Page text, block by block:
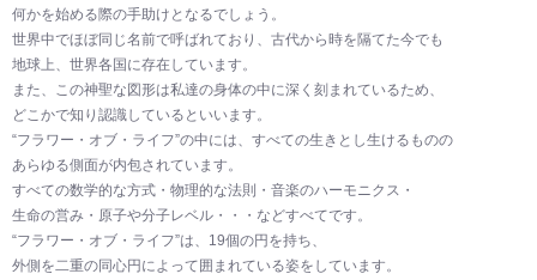
何かを始める際の手助けとなるでしょう。
世界中でほぼ同じ名前で呼ばれており、古代から時を隔てた今でも
地球上、世界各国に存在しています。
また、この神聖な図形は私達の身体の中に深く刻まれているため、
どこかで知り認識しているといいます。
“フラワー・オブ・ライフ”の中には、すべての生きとし生けるものの
あらゆる側面が内包されています。
すべての数学的な方式・物理的な法則・音楽のハーモニクス・
生命の営み・原子や分子レベル・・・などすべてです。
“フラワー・オブ・ライフ”は、19個の円を持ち、
外側を二重の同心円によって囲まれている姿をしています。